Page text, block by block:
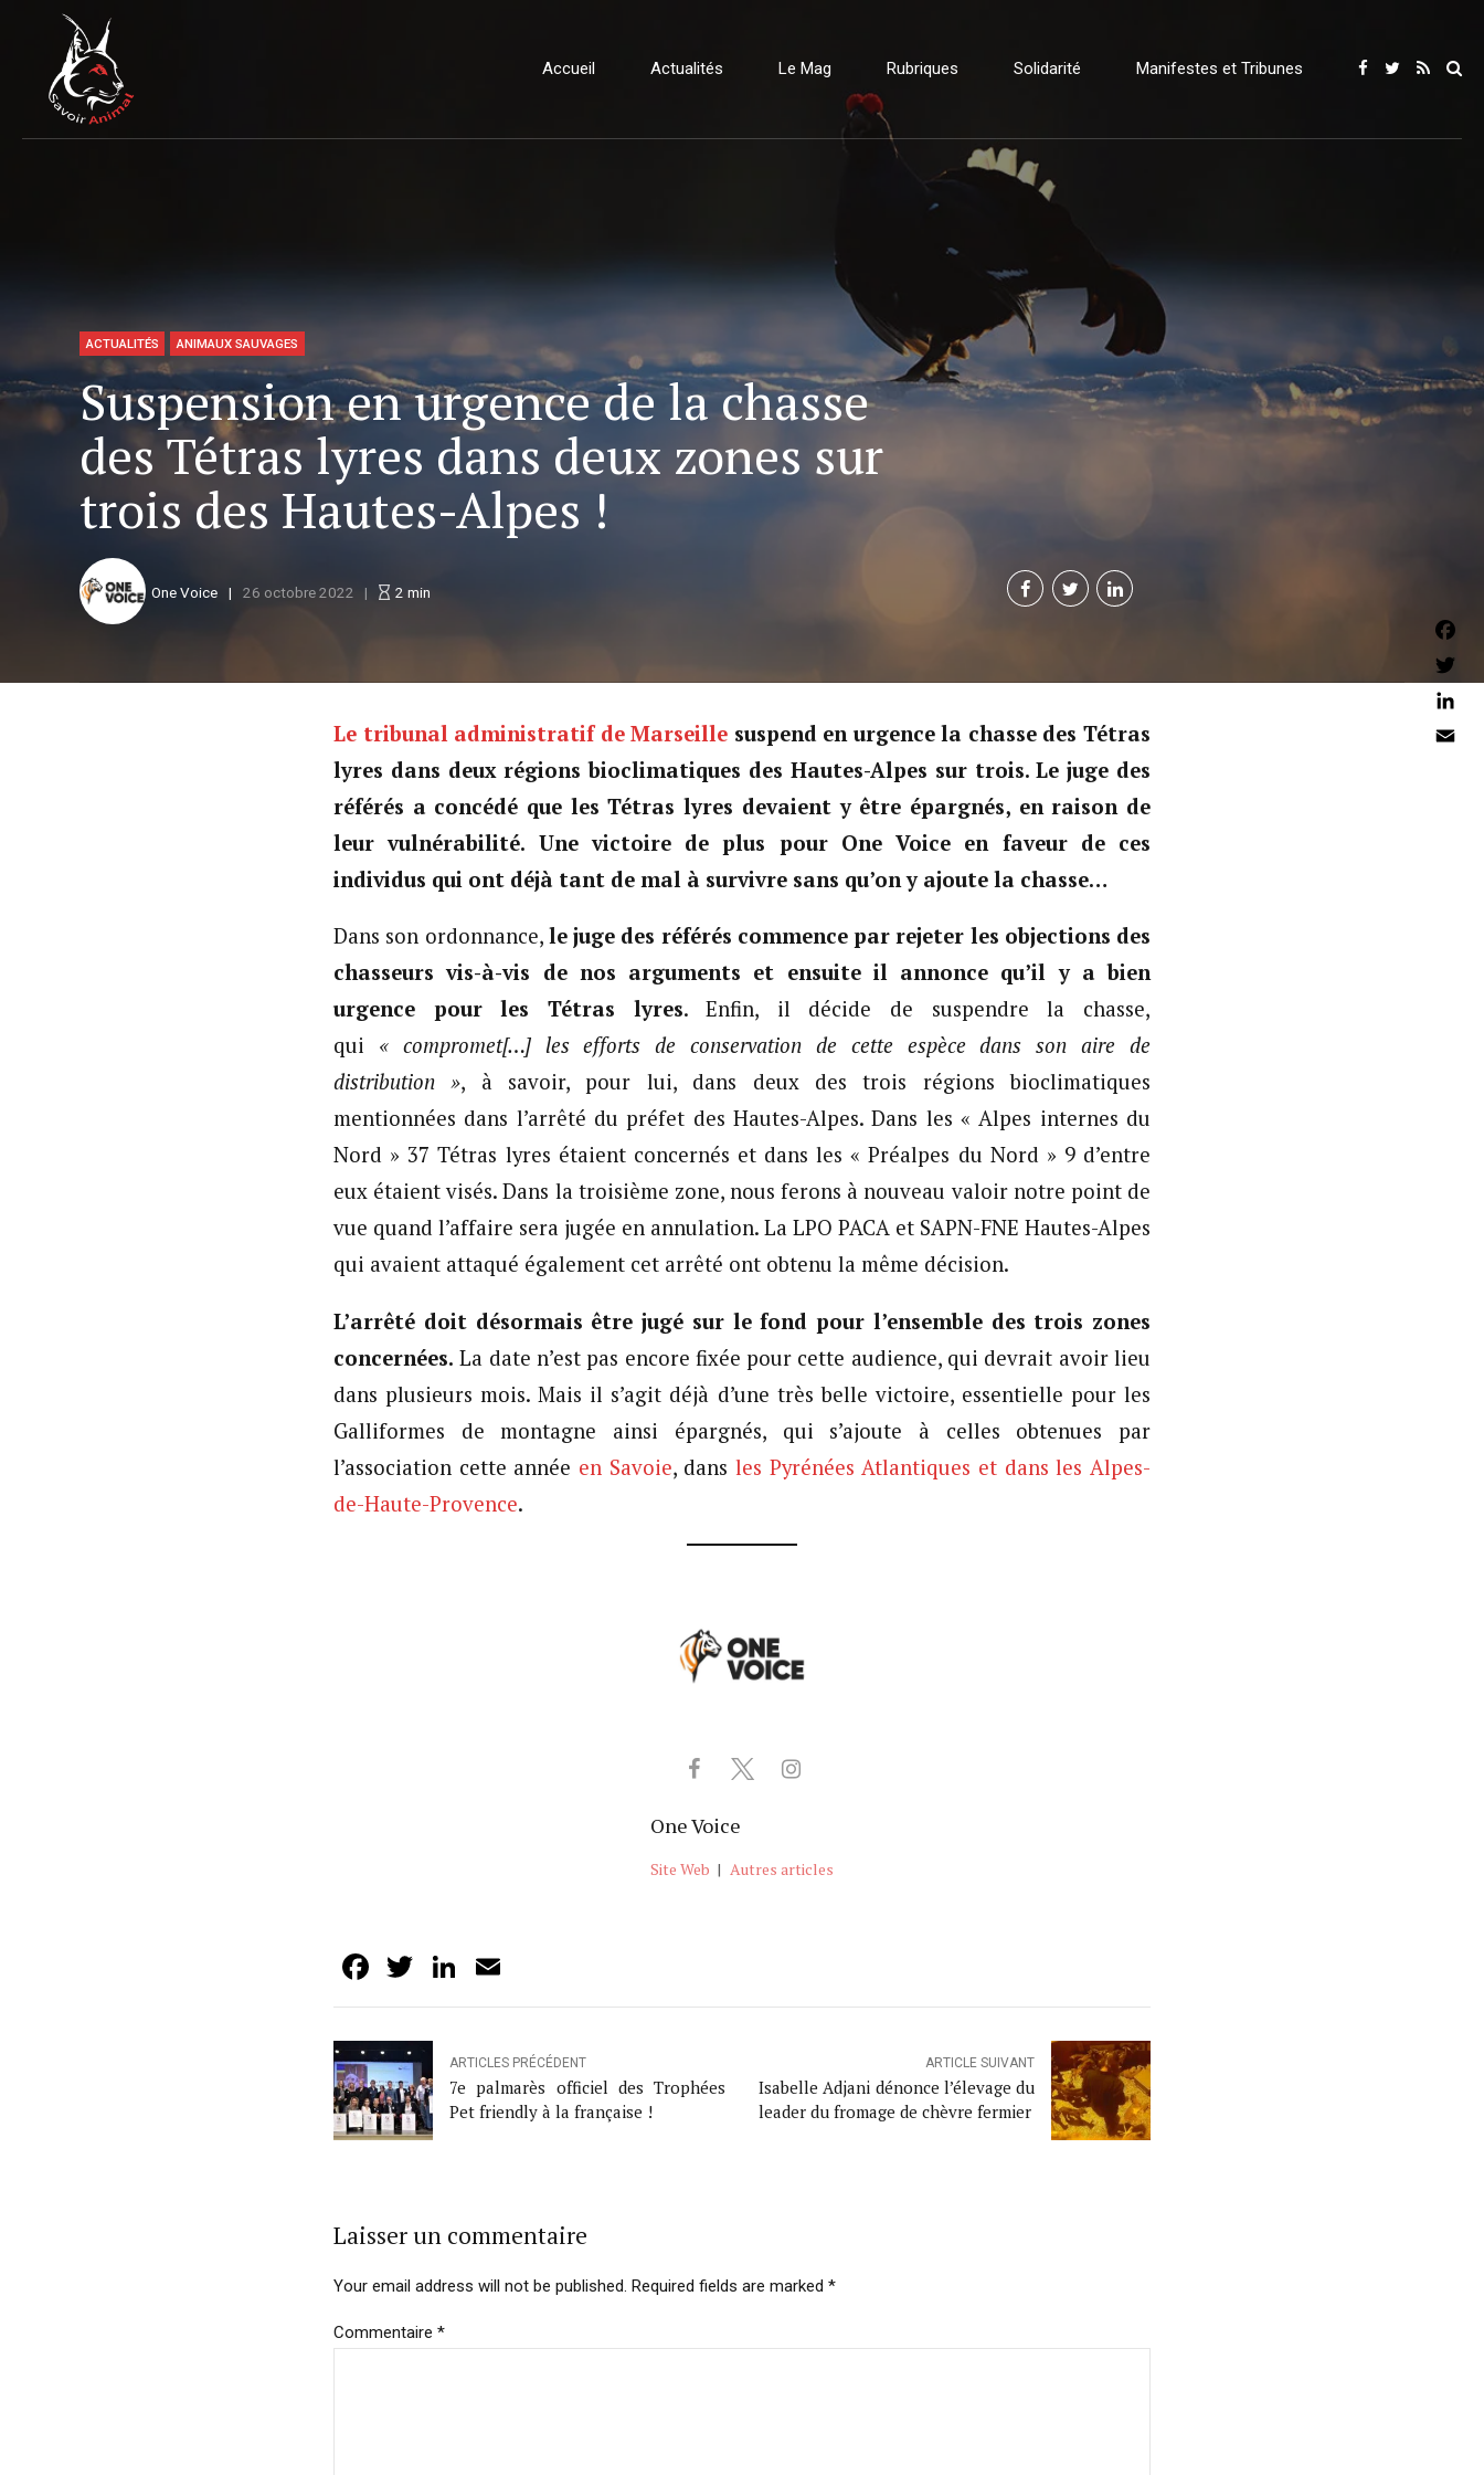
Accueil Actualités Le Mag Rubriques Solidarité Manifestes et Tribunes
ACTUALITÉS ANIMAUX SAUVAGES
Suspension en urgence de la chasse
des Tétras lyres dans deux zones sur
trois des Hautes-Alpes !
One Voice 26 octobre 2022 2 min
Le tribunal administratif de Marseille suspend en urgence la chasse des Tétras
lyres dans deux régions bioclimatiques des Hautes-Alpes sur trois. Le juge des
référés a concédé que les Tétras lyres devaient y être épargnés, en raison de
leur vulnérabilité. Une victoire de plus pour One Voice en faveur de ces
individus qui ont déjà tant de mal à survivre sans qu’on y ajoute la chasse…
Dans son ordonnance, le juge des référés commence par rejeter les objections des
chasseurs vis-à-vis de nos arguments et ensuite il annonce qu’il y a bien
urgence pour les Tétras lyres. Enfin, il décide de suspendre la chasse,
qui « compromet[…] les efforts de conservation de cette espèce dans son aire de
distribution », à savoir, pour lui, dans deux des trois régions bioclimatiques
mentionnées dans l’arrêté du préfet des Hautes-Alpes. Dans les « Alpes internes du
Nord » 37 Tétras lyres étaient concernés et dans les « Préalpes du Nord » 9 d’entre
eux étaient visés. Dans la troisième zone, nous ferons à nouveau valoir notre point de
vue quand l’affaire sera jugée en annulation. La LPO PACA et SAPN-FNE Hautes-Alpes
qui avaient attaqué également cet arrêté ont obtenu la même décision.
L’arrêté doit désormais être jugé sur le fond pour l’ensemble des trois zones
concernées. La date n’est pas encore fixée pour cette audience, qui devrait avoir lieu
dans plusieurs mois. Mais il s’agit déjà d’une très belle victoire, essentielle pour les
Galliformes de montagne ainsi épargnés, qui s’ajoute à celles obtenues par
l’association cette année en Savoie, dansles Pyrénées Atlantiques et dans les Alpes-
de-Haute-Provence.
One Voice
Site Web | Autres articles
Facebook
TwitterLinkedIn
ARTICLES PRÉCÉDENT
7e palmarès officiel des Trophées
Pet friendly à la française !
ARTICLE SUIVANT
Isabelle Adjani dénonce l’élevage du
leader du fromage de chèvre fermier
Laisser un commentaire
Your email address will not be published. Required fields are marked *
Commentaire *
Twitter